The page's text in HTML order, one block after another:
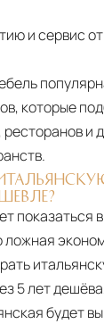
и сервис
которые
и
показаться
ложная
5 лет
будет